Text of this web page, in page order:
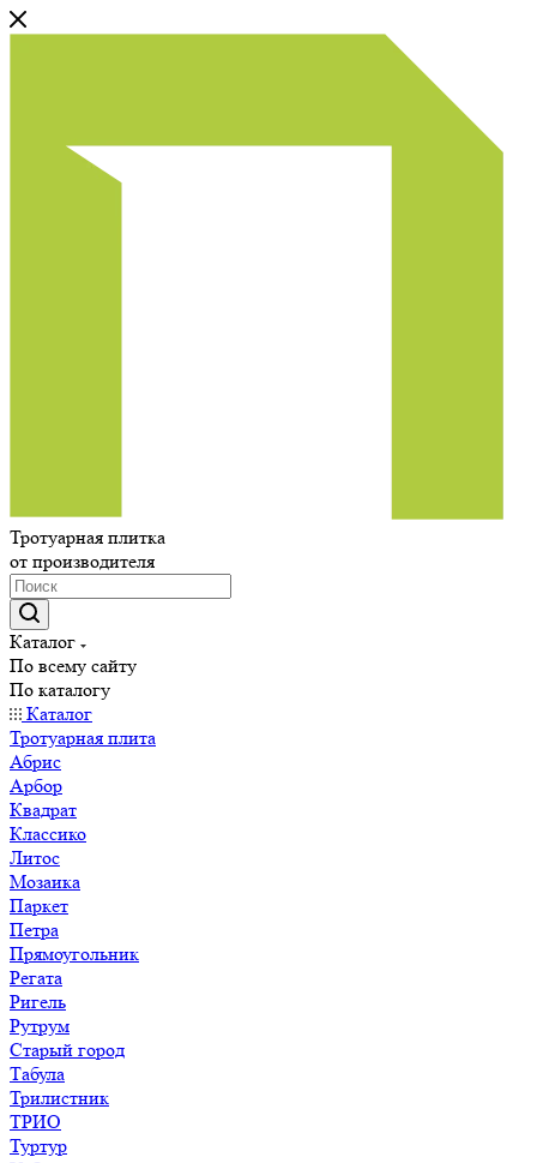
Тротуарная плитка
от производителя
Каталог
По всему сайту
По каталогу
Каталог
Тротуарная плита
Абрис
Арбор
Квадрат
Классико
Литос
Мозаика
Паркет
Петра
Прямоугольник
Регата
Ригель
Рутрум
Старый город
Табула
Трилистник
ТРИО
Туртур